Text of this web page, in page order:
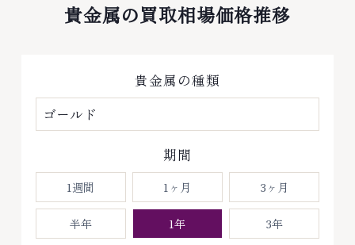
貴金属の買取相場価格推移
貴金属の種類
期間
1週間 1ヶ月 3ヶ月
半年 1年 3年